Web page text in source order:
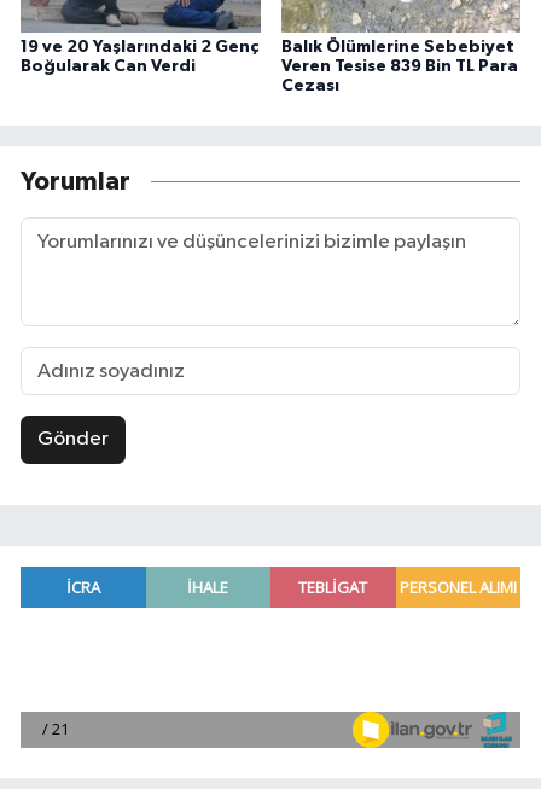
19 ve 20 Yaşlarındaki 2 Genç
Boğularak Can Verdi
Balık Ölümlerine Sebebiyet
Veren Tesise 839 Bin TL Para
Cezası
Yorumlar
Gönder